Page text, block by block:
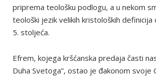
priprema teološku podlogu, a u nekom
teološki jezik velikih kristoloških definicija
5. stoljeća.
Efrem, kojega kršćanska predaja časti
Duha Svetoga”, ostao je đakonom svoje